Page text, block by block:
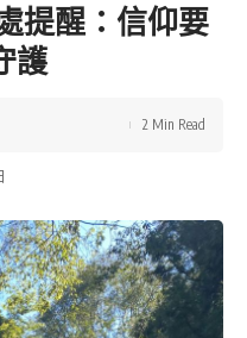
提醒：信仰要
護
2 Min Read